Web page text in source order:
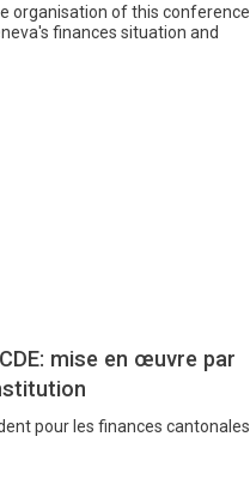
organisation of this conference
finances situation and
mise en œuvre par
pour les finances cantonales.